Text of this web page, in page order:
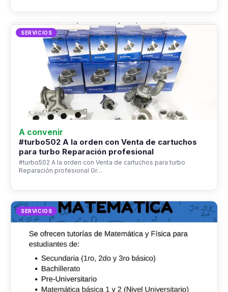
SERVICIOS
A convenir
#turbo502 A la orden con Venta de cartuchos
para turbo Reparación profesional
#turbo502 A la orden con Venta de cartuchos para turbo
Reparación profesional Gr…
SERVICIOS